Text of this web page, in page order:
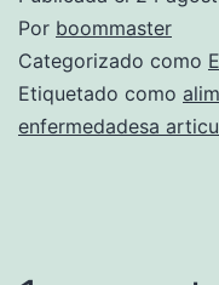
Por boommaster
Categorizado como
Etiquetado como
enfermedadesa